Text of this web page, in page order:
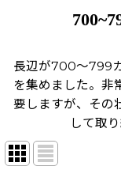
長辺が700〜799
を集めました。非
要しますが、その
して取